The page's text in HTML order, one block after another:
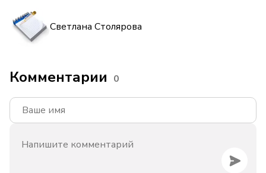
Светлана Столярова
Комментарии 0